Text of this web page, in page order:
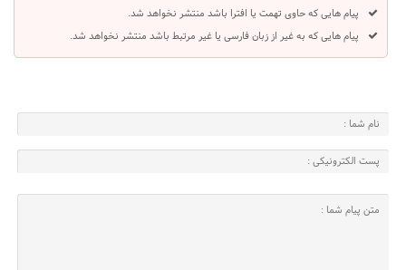
پیام هایی که حاوی تهمت یا افترا باشد منتشر نخواهد شد.
پیام هایی که به غیر از زبان فارسی یا غیر مرتبط باشد منتشر نخواهد شد.